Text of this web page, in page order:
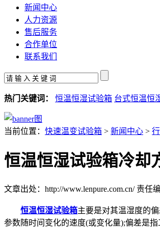
新闻中心
人力资源
售后服务
合作单位
联系我们
热门关键词： 恒温恒湿试验箱 台式恒温恒
当前位置： 快速温变试验箱 > 新闻中心 >
恒温恒湿试验箱冷却
文章出处：http://www.lenpure.com.cn/ 责任
恒温恒湿试验箱主要是对其温湿度的
参数随时间变化的速度(或变化量);偏差是